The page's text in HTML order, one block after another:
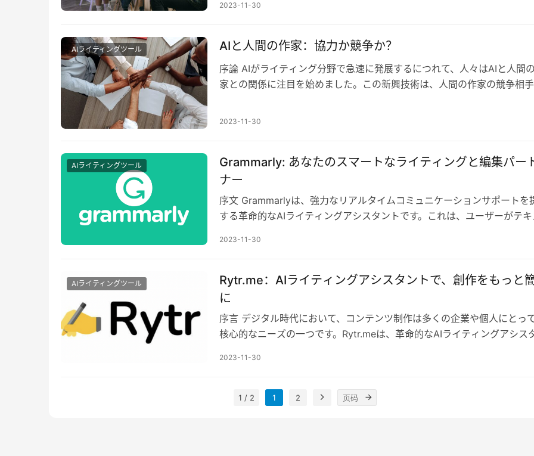
2023-11-30
AIライティングツール AIと人間の作家：協力か競争か？
序論 AIがライティング分野で急速に発展するにつれて、人々はAIと人間
家との関係に注目を始めました。この新興技術は、人間の作家の競争相手
2023-11-30
AIライティングツール
Grammarly: あなたのスマートなライティングと編集パー
ナー
序文 Grammarlyは、強力なリアルタイムコミュニケーションサポートを
する革命的なAIライティングアシスタントです。これは、ユーザーがテキ
2023-11-30
AIライティングツール
Rytr.me：AIライティングアシスタントで、創作をもっと
に
序言 デジタル時代において、コンテンツ制作は多くの企業や個人にとっ
核心的なニーズの一つです。Rytr.meは、革命的なAIライティングアシス
2023-11-30
1 / 2 1 2